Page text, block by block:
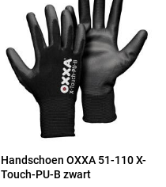
Handschoen OXXA 51-110 X-
Touch-PU-B zwart